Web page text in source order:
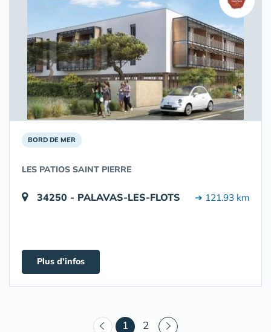
BORD DE MER
LES PATIOS SAINT PIERRE
34250 - PALAVAS-LES-FLOTS ➔ 121.93 km
Plus d'infos
1 (courant)
2